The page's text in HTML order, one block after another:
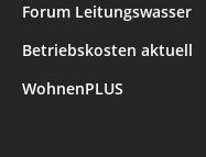
Forum Leitungswasser
Betriebskosten aktuell
WohnenPLUS